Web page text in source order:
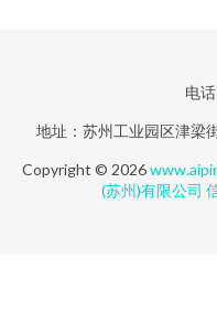
电
地址：苏州工业园区津梁
Copyright © 2026
(苏州)有限公司